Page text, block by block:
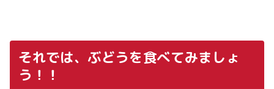
それでは、ぶどうを食べてみましょ
う！！